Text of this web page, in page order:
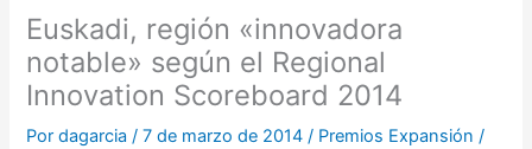
Euskadi, región «innovadora
notable» según el Regional
Innovation Scoreboard 2014
Pordagarcia/7 de marzo de 2014/ Premios Expansión /